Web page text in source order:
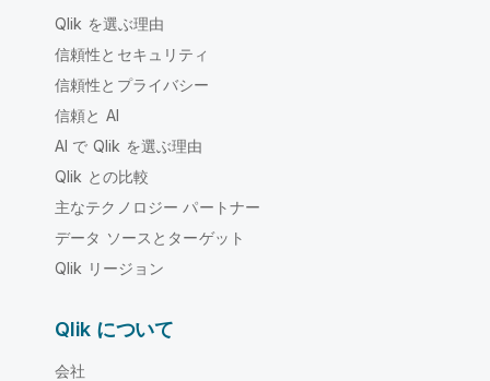
Qlik を選ぶ理由
信頼性とセキュリティ
信頼性とプライバシー
信頼と AI
AI で Qlik を選ぶ理由
Qlik との比較
主なテクノロジー パートナー
データ ソースとターゲット
Qlik リージョン
Qlik について
会社